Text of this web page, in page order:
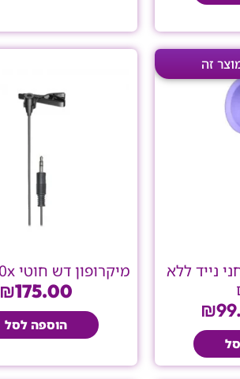
נייד ללא
₪
המחיר
הנוכחי
מיקרופון דש חוטי ATR-3350x
₪175.00
הוספה לסל